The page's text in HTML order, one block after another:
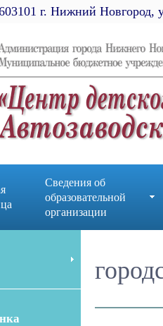
г. Нижний Новгород,
Сведения об
образовательной
организации